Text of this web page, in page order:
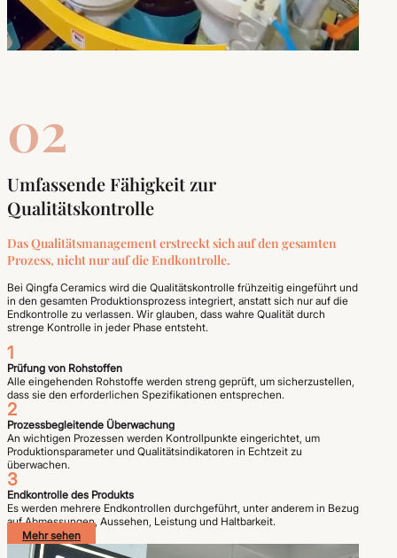
02
Umfassende Fähigkeit zur
Qualitätskontrolle
Das Qualitätsmanagement erstreckt sich auf den gesamten
Prozess, nicht nur auf die Endkontrolle.
Bei Qingfa Ceramics wird die Qualitätskontrolle frühzeitig eingeführt und
in den gesamten Produktionsprozess integriert, anstatt sich nur auf die
Endkontrolle zu verlassen. Wir glauben, dass wahre Qualität durch
strenge Kontrolle in jeder Phase entsteht.
1
Prüfung von Rohstoffen
Alle eingehenden Rohstoffe werden streng geprüft, um sicherzustellen,
dass sie den erforderlichen Spezifikationen entsprechen.
2
Prozessbegleitende Überwachung
An wichtigen Prozessen werden Kontrollpunkte eingerichtet, um
Produktionsparameter und Qualitätsindikatoren in Echtzeit zu
überwachen.
3
Endkontrolle des Produkts
Es werden mehrere Endkontrollen durchgeführt, unter anderem in Bezug
auf Abmessungen, Aussehen, Leistung und Haltbarkeit.
Mehr sehen